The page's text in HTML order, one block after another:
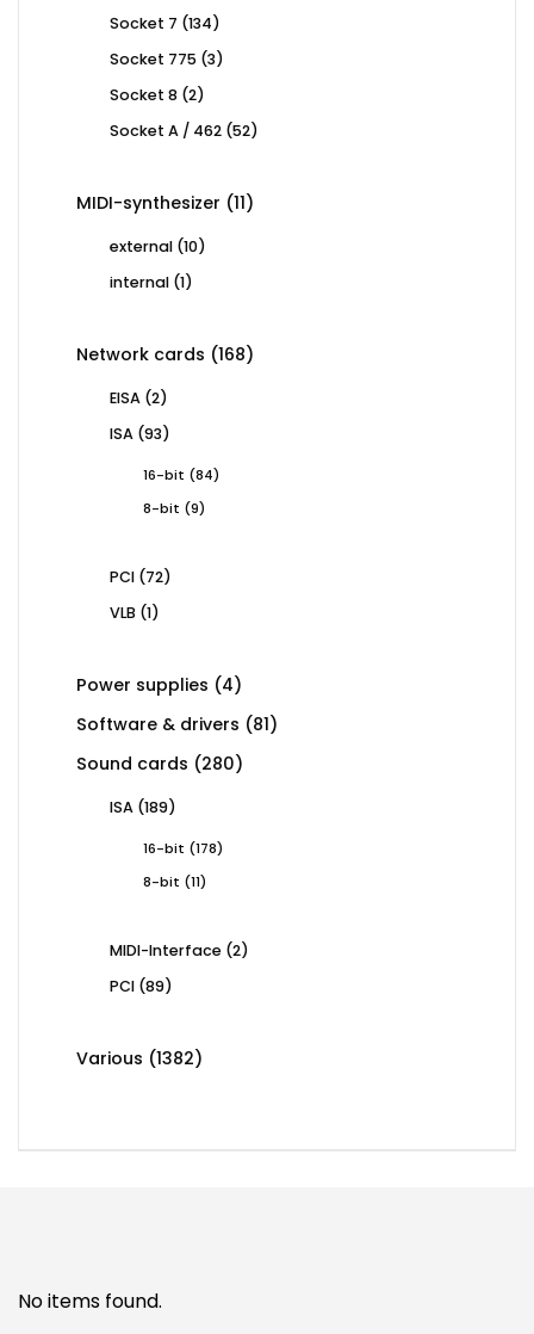
Socket 7 134134
Socket 775 33
Socket 8 22
Socket A / 462 5252
MIDI-synthesizer 1111
external 1010
internal 11
Network cards 168168
EISA 22
ISA 9393
16-bit 8484
8-bit
99
PCI 7272
VLB 11
Power supplies 44
products
Software & drivers 8181
Sound cards 280280
ISA 189189
16-bit 178178
8-bit
1111
MIDI-Interface 22
PCI 8989
Various 13821382
No items found.